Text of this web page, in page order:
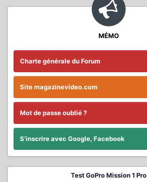
MÉMO
Charte générale du Forum
Site magazinevideo.com
Mot de passe oublié ?
S'inscrire avec Google, Facebook
Test GoPro Mission 1 Pro